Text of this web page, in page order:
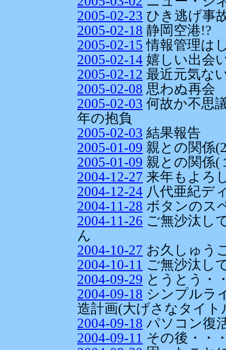
2005-02-23 ひき逃げ事
2005-02-18 静岡空港!?
2005-02-15 情報管理は
2005-02-14 嬉しい出会
2005-02-12 最近元気な
2005-02-08 思わぬ再会
2005-02-03 何故か不思
年の抱負
2005-02-03 結果報告
2005-01-09 親との関係
2005-01-09 親との関係(
2004-12-27 来年もよろ
2004-12-24 八代亜紀デ
2004-11-28 ボタンのス
2004-11-26 ご無沙汰し
ん
2004-10-27 お久しゅう
2004-10-11 ご無沙汰し
2004-09-29 とうとう・
2004-09-18 シンプルラ
造計画(大げさなタイト
2004-09-18 パソコン復
2004-09-11 その後・・